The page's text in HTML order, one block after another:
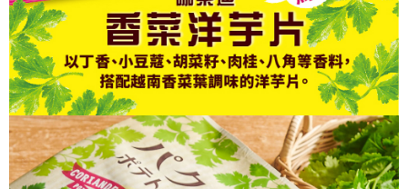
是否繳費成功／繳費後需取消欲退款等相關疑問，請聯繫「AFTEE先享後付
客戶支援中心」
https://netprotections.freshdesk.com/support/home
【注意事項】
１．透過由恩沛科技股份有限公司提供之「AFTEE先享後付」服務完成之交
易，需依本服務之必要範圍內提供個人資料，並將交易相關給付款項請求債
權轉讓予恩沛科技股份有限公司。
２．關於個人資料處理事宜，請瀏覽以下網址：
https://aftee.tw/terms/#terms3
３．未成年的使用者請事先徵得法定代理人或監護人之同意方可使用
「AFTEE先享後付」，若未經同意申辦者引起之損失，本公司不負相關責